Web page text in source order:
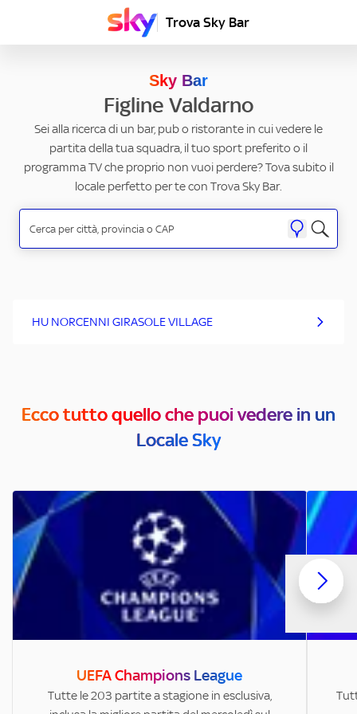
Trova Sky Bar
Sky Bar
Figline Valdarno
Sei alla ricerca di un bar, pub o ristorante in cui vedere le
partita della tua squadra, il tuo sport preferito o il
programma TV che proprio non vuoi perdere? Tova subito il
locale perfetto per te con Trova Sky Bar.
HU NORCENNI GIRASOLE VILLAGE
Ecco tutto quello che puoi vedere in un
Locale Sky
UEFA Champions League
Tutte le 203 partite a stagione in esclusiva,